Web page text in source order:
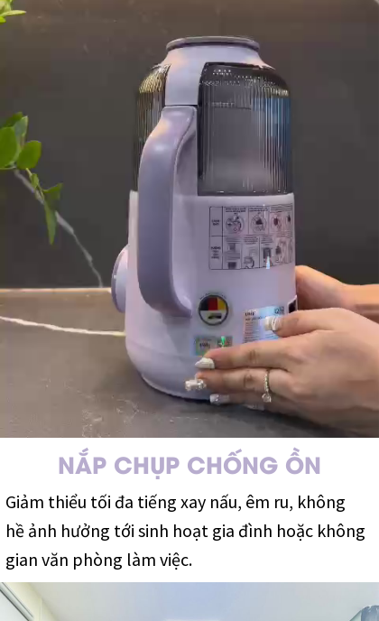
NẮP CHỤP CHỐNG ỒN
Giảm thiểu tối đa tiếng xay nấu, êm ru, không
hề ảnh hưởng tới sinh hoạt gia đình hoặc không
gian văn phòng làm việc.